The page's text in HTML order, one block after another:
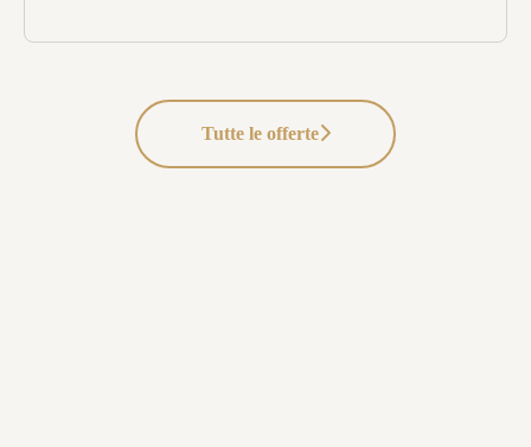
Tutte le offerte